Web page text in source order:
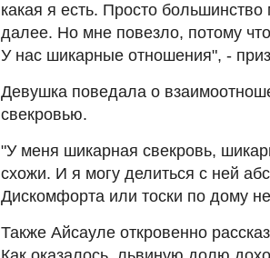
какая я есть. Просто
далее. Но мне повезло, потому
У нас шикарные отношения", -
Девушка поведала о
свекровью.
"У меня шикарная свекровь,
схожи. И я могу делиться с ней
Дискомфорта или тоски по дому
Также Айсауле откровенно